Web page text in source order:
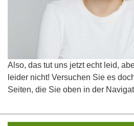
Also, das tut uns jetzt echt leid,
leider nicht! Versuchen Sie es
Seiten, die Sie oben in der